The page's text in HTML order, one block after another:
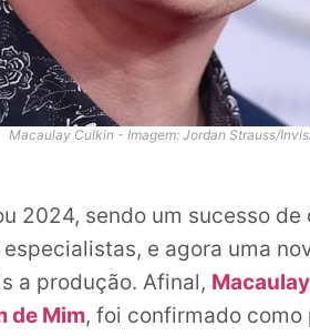
Macaulay Culkin - Imagem: Jordan Strauss/
2024, sendo um sucesso
e agora uma
a produção. Afinal,
de Mim, foi confirmado